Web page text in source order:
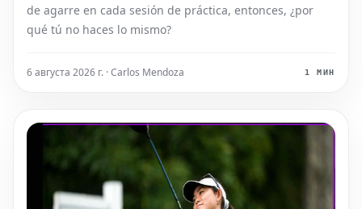
de agarre en cada sesión de práctica, entonces, ¿por
qué tú no haces lo mismo?
6 августа 2026 г. · Carlos Mendoza 1 МИН